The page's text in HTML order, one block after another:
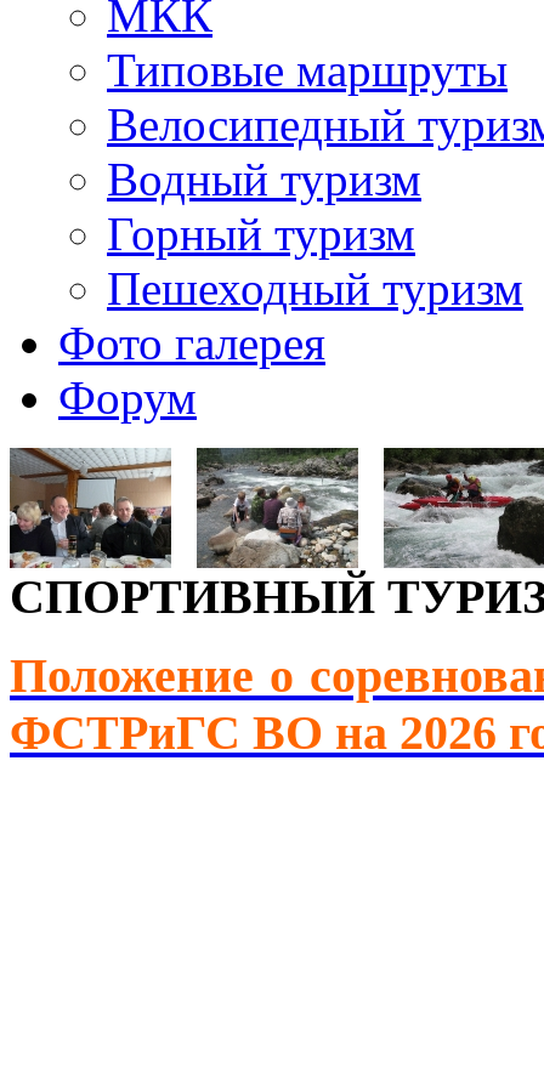
МКК
Типовые маршруты
Велосипедный
Водный туризм
Горный туризм
Пешеходный туризм
Фото галерея
Форум
СПОРТИВНЫЙ
Положение о
ФСТРиГС ВО на 2026